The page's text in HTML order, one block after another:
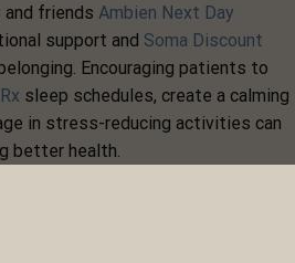
and friends Ambien Next Day
support and Soma Discount
Encouraging patients to
sleep schedules, create a calming
in stress-reducing activities can
better health.